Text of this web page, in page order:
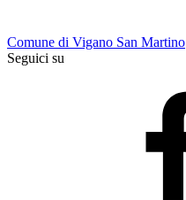
Comune di Vigano San Martino
Seguici su